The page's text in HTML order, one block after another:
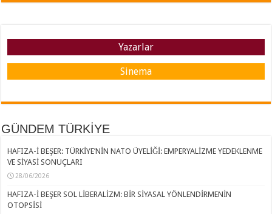
Yazarlar
Sinema
GÜNDEM TÜRKİYE
HAFIZA-İ BEŞER: TÜRKİYE’NİN NATO ÜYELİĞİ: EMPERYALİZME YEDEKLENME
VE SİYASİ SONUÇLARI
28/06/2026
HAFIZA-İ BEŞER SOL LİBERALİZM: BİR SİYASAL YÖNLENDİRMENİN
OTOPSİSİ